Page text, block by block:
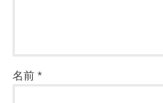
名前*